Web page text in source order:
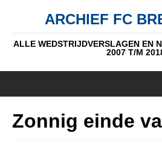
ARCHIEF FC
ALLE WEDSTRIJDVERSLAGEN EN
2007 T/M
Zonnig einde